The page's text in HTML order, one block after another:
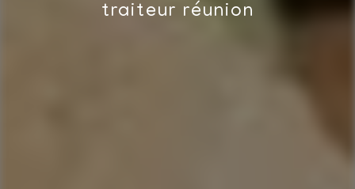
traiteur réunion